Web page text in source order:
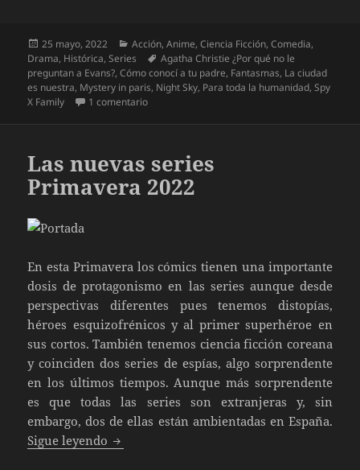
Publicado
el
25 mayo, 2022 Categorías
Acción,Anime,Ciencia Ficción,Comedia,
Drama, Histórica,Series Etiquetas
Agatha Christie ¿Por qué no le
preguntan a Evans?,Cómo conocí a tu padre, Fantasmas, La ciudad
es nuestra, Mystery in paris, Night Sky, Para toda la humanidad,Spy
X Family
1 comentarioen Nuevas Series Primavera 2022
Las nuevas series
Primavera 2022
En esta Primavera los cómics tienen una importante
dosis de protagonismo en las series aunque desde
perspectivas diferentes pues tenemos distopías,
héroes esquizofrénicos y al primer superhéroe en
sus cortos. También tenemos ciencia ficción coreana
y coinciden dos series de espías, algo sorprendente
en los últimos tiempos. Aunque más sorprendente
es que todas las series son extranjeras y, sin
embargo, dos de ellas están ambientadas en España.
Sigue leyendo Las nuevas series Primavera 2022